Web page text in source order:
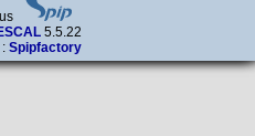
5.5.22
Spipfactory